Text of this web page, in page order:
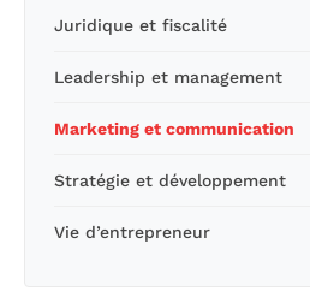
Juridique et fiscalité
Leadership et management
Marketing et communication
Stratégie et développement
Vie d’entrepreneur